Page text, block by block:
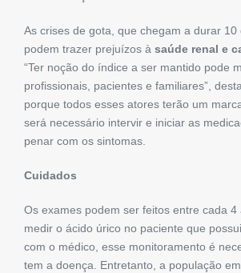
As crises de gota, que chegam a durar 10
podem trazer prejuízos à saúde renal e
“Ter noção do índice a ser mantido pode
profissionais, pacientes e familiares”,
porque todos esses atores terão um
será necessário intervir e iniciar as
penar com os sintomas.
Cuidados
Os exames podem ser feitos entre cada 4
medir o ácido úrico no paciente que
com o médico, esse monitoramento é
tem a doença. Entretanto, a população